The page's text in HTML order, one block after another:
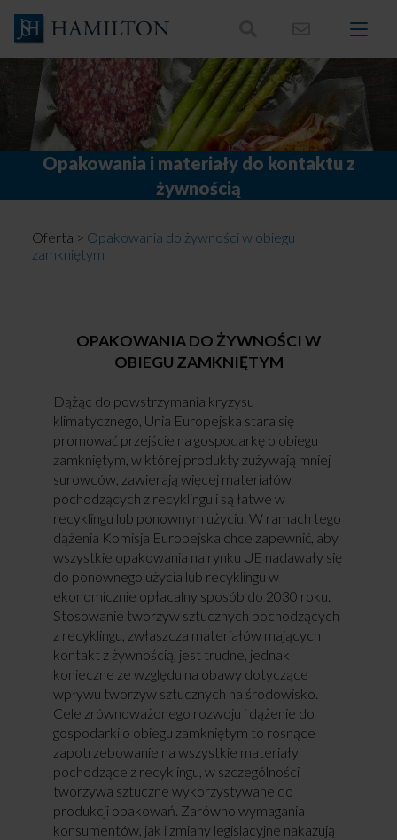
treści
Opakowania i materiały do kontaktu z
żywnością
Oferta > Opakowania do żywności w obiegu
zamkniętym
OPAKOWANIA DO ŻYWNOŚCI W
OBIEGU ZAMKNIĘTYM
Dążąc do powstrzymania kryzysu
klimatycznego, Unia Europejska stara się
promować przejście na gospodarkę o obiegu
zamkniętym, w której produkty zużywają mniej
surowców, zawierają więcej materiałów
pochodzących z recyklingu i są łatwe w
recyklingu lub ponownym użyciu. W ramach tego
dążenia Komisja Europejska chce zapewnić, aby
wszystkie opakowania na rynku UE nadawały się
do ponownego użycia lub recyklingu w
ekonomicznie opłacalny sposób do 2030 roku.
Stosowanie tworzyw sztucznych pochodzących
z recyklingu, zwłaszcza materiałów mających
kontakt z żywnością, jest trudne, jednak
konieczne ze względu na obawy dotyczące
wpływu tworzyw sztucznych na środowisko.
Cele zrównoważonego rozwoju i dążenie do
gospodarki o obiegu zamkniętym to rosnące
zapotrzebowanie na wszystkie materiały
pochodzące z recyklingu, w szczególności
tworzywa sztuczne wykorzystywane do
produkcji opakowań. Zarówno wymagania
konsumentów, jak i zmiany legislacyjne nakazują